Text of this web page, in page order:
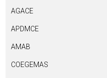
AGACE
APDMCE
AMAB
COEGEMAS